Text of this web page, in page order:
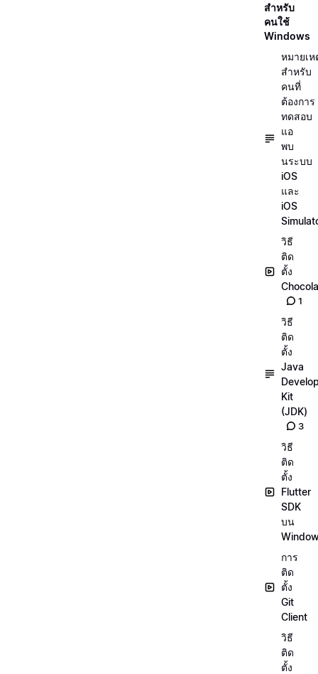
สำหรับ
คนใช้
Windows
หมายเห
สำหรับ
คนที่
ต้องการ
ทดสอบ
แอ
พบ
นระบบ
iOS
และ
iOS
วิธี
ติด
ตั้ง
1
วิธี
ติด
ตั้ง
Java
Kit
(JDK)
3
วิธี
ติด
ตั้ง
Flutter
SDK
บน
การ
ติด
ตั้ง
Git
Client
วิธี
ติด
ตั้ง